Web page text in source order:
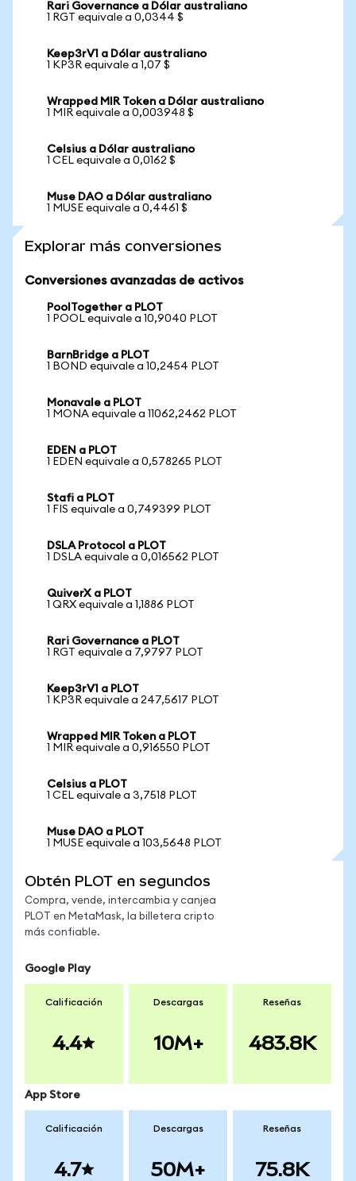
Rari Governance a Dólar australiano
1 RGT equivale a 0,0344 $
Keep3rV1 a Dólar australiano
1 KP3R equivale a 1,07 $
Wrapped MIR Token a Dólar australiano
1 MIR equivale a 0,003948 $
Celsius a Dólar australiano
1 CEL equivale a 0,0162 $
Muse DAO a Dólar australiano
1 MUSE equivale a 0,4461 $
Explorar más conversiones
Conversiones avanzadas de activos
PoolTogether a PLOT
1 POOL equivale a 10,9040 PLOT
BarnBridge a PLOT
1 BOND equivale a 10,2454 PLOT
Monavale a PLOT
1 MONA equivale a 11062,2462 PLOT
EDEN a PLOT
1 EDEN equivale a 0,578265 PLOT
Stafi a PLOT
1 FIS equivale a 0,749399 PLOT
DSLA Protocol a PLOT
1 DSLA equivale a 0,016562 PLOT
QuiverX a PLOT
1 QRX equivale a 1,1886 PLOT
Rari Governance a PLOT
1 RGT equivale a 7,9797 PLOT
Keep3rV1 a PLOT
1 KP3R equivale a 247,5617 PLOT
Wrapped MIR Token a PLOT
1 MIR equivale a 0,916550 PLOT
Celsius a PLOT
1 CEL equivale a 3,7518 PLOT
Muse DAO a PLOT
1 MUSE equivale a 103,5648 PLOT
Obtén PLOT en segundos
Compra, vende, intercambia y canjea
PLOT en MetaMask, la billetera cripto
más confiable.
Google Play
Calificación
4.4
Descargas
10M+
Reseñas
483.8K
App Store
Calificación
4.7
Descargas
50M+
Reseñas
75.8K